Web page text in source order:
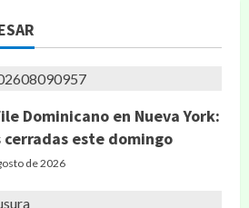
Dominicano en Nueva York:
este domingo
de 2026